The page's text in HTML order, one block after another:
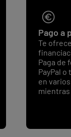
Pago a
Te
Paga de
PayPal
en